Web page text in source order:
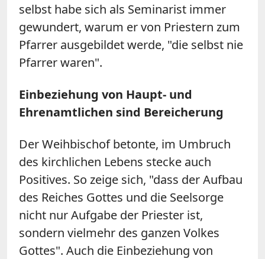
selbst habe sich als Seminarist immer
gewundert, warum er von Priestern zum
Pfarrer ausgebildet werde, "die selbst nie
Pfarrer waren".
Einbeziehung von Haupt- und
Ehrenamtlichen sind Bereicherung
Der Weihbischof betonte, im Umbruch
des kirchlichen Lebens stecke auch
Positives. So zeige sich, "dass der Aufbau
des Reiches Gottes und die Seelsorge
nicht nur Aufgabe der Priester ist,
sondern vielmehr des ganzen Volkes
Gottes". Auch die Einbeziehung von